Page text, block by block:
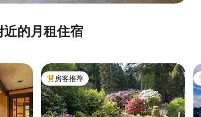
近的月租住宿
热门「房客推荐」
房客推荐